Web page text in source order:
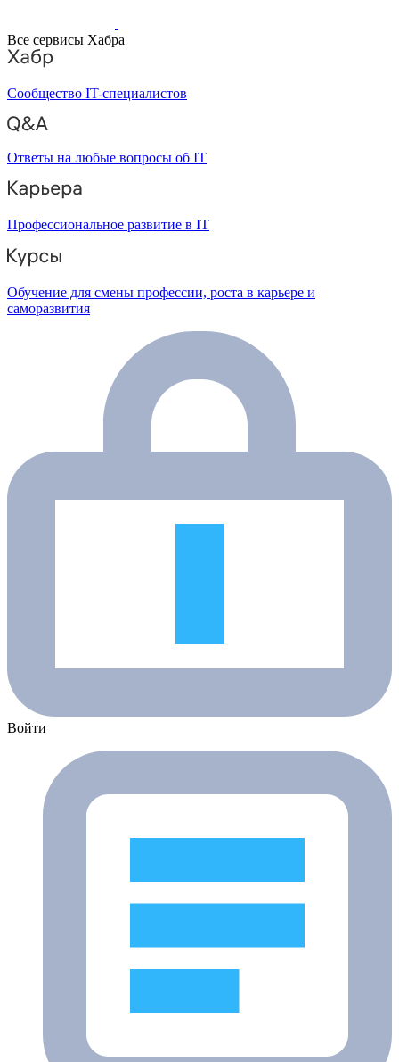
Все сервисы Хабра
Сообщество IT-специалистов
Ответы на любые вопросы об IT
Профессиональное развитие в IT
Обучение для смены профессии, роста в карьере и
саморазвития
Войти